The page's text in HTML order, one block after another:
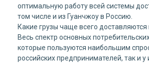
оптимальную работу всей системы
том числе и из Гуанчжоу в Россию.
Какие грузы чаще всего доставляются
Весь спектр основных
которые пользуются наибольшим
российских предпринимателей, так и у